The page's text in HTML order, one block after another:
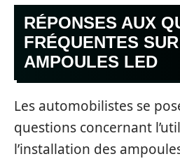
RÉPONSES AUX
FRÉQUENTES
AMPOULES LED
Les automobilistes se
questions concernant
l’installation des